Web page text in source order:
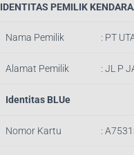
IDENTITAS PEMILIK
Nama Pemilik : PT
Alamat Pemilik : JL P
Identitas BLUe
Nomor Kartu :